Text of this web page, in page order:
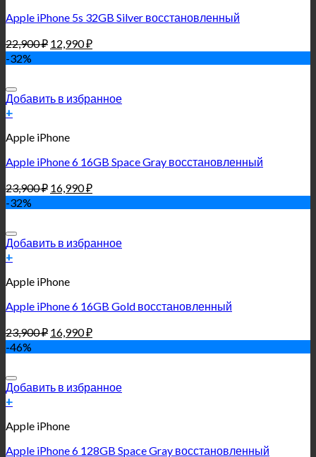
Apple iPhone 5s 32GB Silver восстановленный
22,900₽ 12,990₽
-32%
Добавить в избранное
+
Apple iPhone
Apple iPhone 6 16GB Space Gray восстановленный
23,900₽ 16,990₽
-32%
Добавить в избранное
+
Apple iPhone
Apple iPhone 6 16GB Gold восстановленный
23,900₽ 16,990₽
-46%
Добавить в избранное
+
Apple iPhone
Apple iPhone 6 128GB Space Gray восстановленный